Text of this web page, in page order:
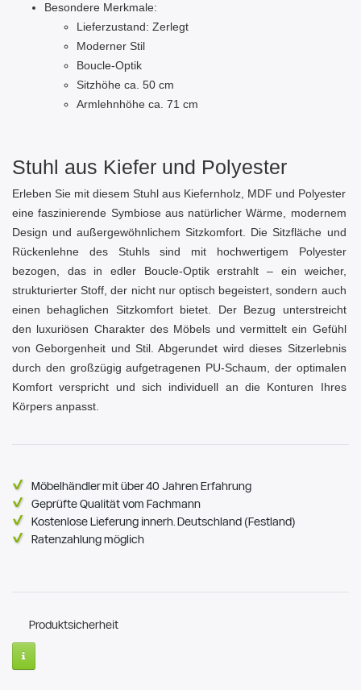
Besondere Merkmale:
Lieferzustand: Zerlegt
Moderner Stil
Boucle-Optik
Sitzhöhe ca. 50 cm
Armlehnhöhe ca. 71 cm
Stuhl aus Kiefer und Polyester
Erleben Sie mit diesem Stuhl aus Kiefernholz, MDF und Polyester
eine faszinierende Symbiose aus natürlicher Wärme, modernem
Design und außergewöhnlichem Sitzkomfort. Die Sitzfläche und
Rückenlehne des Stuhls sind mit hochwertigem Polyester
bezogen, das in edler Boucle-Optik erstrahlt – ein weicher,
strukturierter Stoff, der nicht nur optisch begeistert, sondern auch
einen behaglichen Sitzkomfort bietet. Der Bezug unterstreicht
den luxuriösen Charakter des Möbels und vermittelt ein Gefühl
von Geborgenheit und Stil. Abgerundet wird dieses Sitzerlebnis
durch den großzügig aufgetragenen PU-Schaum, der optimalen
Komfort verspricht und sich individuell an die Konturen Ihres
Körpers anpasst.
Möbelhändler mit über 40 Jahren Erfahrung
Geprüfte Qualität vom Fachmann
Kostenlose Lieferung innerh. Deutschland (Festland)
Ratenzahlung möglich
Produktsicherheit